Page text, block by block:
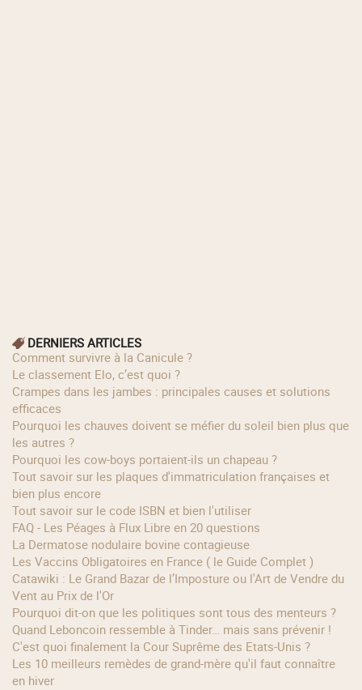
DERNIERS ARTICLES
Comment survivre à la Canicule ?
Le classement Elo, c’est quoi ?
Crampes dans les jambes : principales causes et solutions
efficaces
Pourquoi les chauves doivent se méfier du soleil bien plus que
les autres ?
Pourquoi les cow‑boys portaient‑ils un chapeau ?
Tout savoir sur les plaques d'immatriculation françaises et
bien plus encore
Tout savoir sur le code ISBN et bien l'utiliser
FAQ - Les Péages à Flux Libre en 20 questions
La Dermatose nodulaire bovine contagieuse
Les Vaccins Obligatoires en France ( le Guide Complet )
Catawiki : Le Grand Bazar de l’Imposture ou l'Art de Vendre du
Vent au Prix de l'Or
Pourquoi dit-on que les politiques sont tous des menteurs ?
Quand Leboncoin ressemble à Tinder… mais sans prévenir !
C'est quoi finalement la Cour Suprême des Etats-Unis ?
Les 10 meilleurs remèdes de grand-mère qu'il faut connaître
en hiver